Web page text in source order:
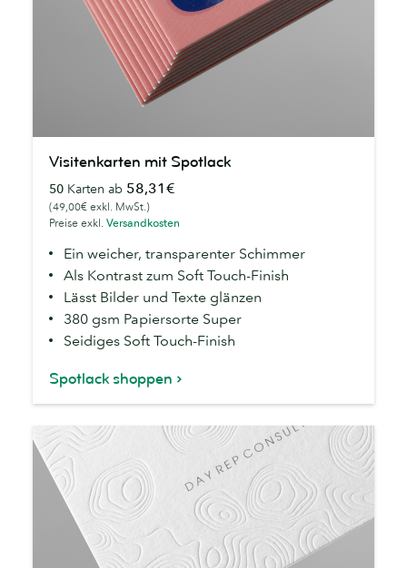
mit
Spotlack
Visitenkarten mit Spotlack
50 Karten ab 58,31€
(49,00€ exkl. MwSt.)
Preise exkl. Versandkosten
Ein weicher, transparenter Schimmer
Als Kontrast zum Soft Touch-Finish
Lässt Bilder und Texte glänzen
380 gsm Papiersorte Super
Seidiges Soft Touch-Finish
Spotlack shoppen